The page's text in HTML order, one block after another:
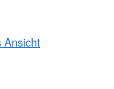
Ansicht